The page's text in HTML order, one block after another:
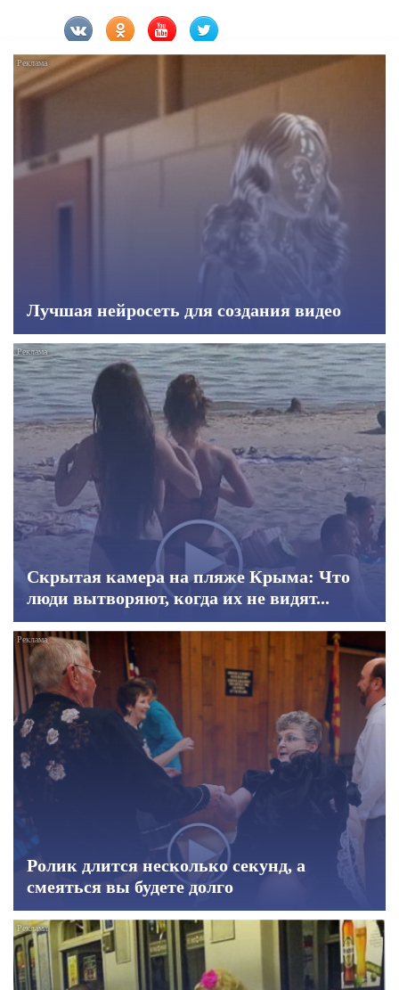
Лучшая нейросеть для создания видео
Скрытая камера на пляже Крыма: Что
люди вытворяют, когда их не видят...
Ролик длится несколько секунд, а
смеяться вы будете долго